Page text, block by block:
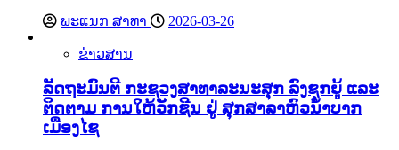
ພະແນກ ສາທາ 2026-03-26
ຂ່າວສານ
ລັດຖະມົນຕີ ກະຊວງສາທາລະນະສຸກ ລົງຊຸກຍູ້ ແລະ
ຕິດຕາມ ການໃຫ້ວັກຊີນ ຢູ່ ສຸກສາລາຫົວນໍ້າບາກ
ເມືອງໄຊ